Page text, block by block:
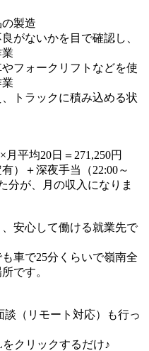
の製造
がないかを目で確認し、
フォークリフトなどを使
トラックに積み込める状
月平均20日＝271,250円
）＋深夜手当（22:00～
分が、月の収入になりま
安心して働ける就業先で
車で25分くらいで嶺南全
です。
（リモート対応）も行っ
クリックするだけ♪